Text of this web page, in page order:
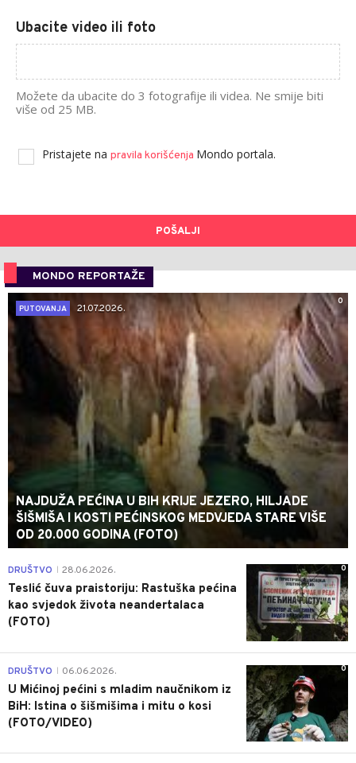
Ubacite video ili foto
Možete da ubacite do 3 fotografije ili videa. Ne smije biti
više od 25 MB.
Pristajete na pravila korišćenja Mondo portala.
POŠALJI
MONDO REPORTAŽE
0
PUTOVANJA
21.07.2026.
NAJDUŽA PEĆINA U BIH KRIJE JEZERO, HILJADE
ŠIŠMIŠA I KOSTI PEĆINSKOG MEDVJEDA STARE VIŠE
OD 20.000 GODINA (FOTO)
0
DRUŠTVO 28.06.2026.
Teslić čuva praistoriju: Rastuška pećina
kao svjedok života neandertalaca
(FOTO)
0
DRUŠTVO 06.06.2026.
U Mićinoj pećini s mladim naučnikom iz
BiH: Istina o šišmišima i mitu o kosi
(FOTO/VIDEO)